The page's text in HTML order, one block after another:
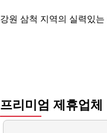
강원 삼척 지역의 실력있
프리미엄 제휴업체